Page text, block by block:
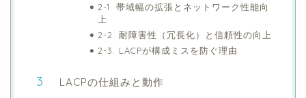
2-1. 帯域幅の拡張とネットワーク性能向
上
2-2. 耐障害性（冗長化）と信頼性の向上
2-3. LACPが構成ミスを防ぐ理由
LACPの仕組みと動作